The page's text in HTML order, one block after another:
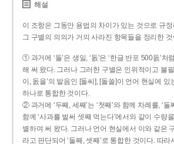
해설
이 조항은 그동안 용법의 차이가 있는 것으로 규
그 구별의 의의가 거의 사라진 항목들을 정리한
① 과거에 ‘돌’은 생일, ‘돐’은 ‘한글 반포 500돐’처
해 써 왔다. 그러나 그러한 구별은 인위적이고 불
이, 돐을’의 발음인 [돌씨], [돌쓸]이 언어 현실에 있
하나로 통합한 것이다.
② 과거에 ‘두째, 세째’는 ‘첫째’와 함께 차례를, ‘둘
함께 ‘사과를 벌써 셋째 먹는다’에서와 같이 수량
별하여 써 왔다. 그러나 언어 현실에서 이와 같은
라고 판단되어 ‘둘째, 셋째’로 통합한 것이다. 따라